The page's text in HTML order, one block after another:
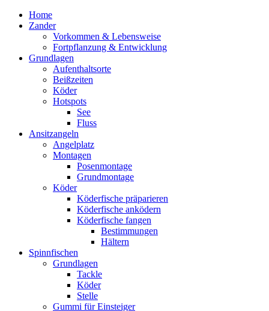
Home
Zander
Vorkommen & Lebensweise
Fortpflanzung & Entwicklung
Grundlagen
Aufenthaltsorte
Beißzeiten
Köder
Hotspots
See
Fluss
Ansitzangeln
Angelplatz
Montagen
Posenmontage
Grundmontage
Köder
Köderfische präparieren
Köderfische anködern
Köderfische fangen
Bestimmungen
Hältern
Spinnfischen
Grundlagen
Tackle
Köder
Stelle
Gummi für Einsteiger